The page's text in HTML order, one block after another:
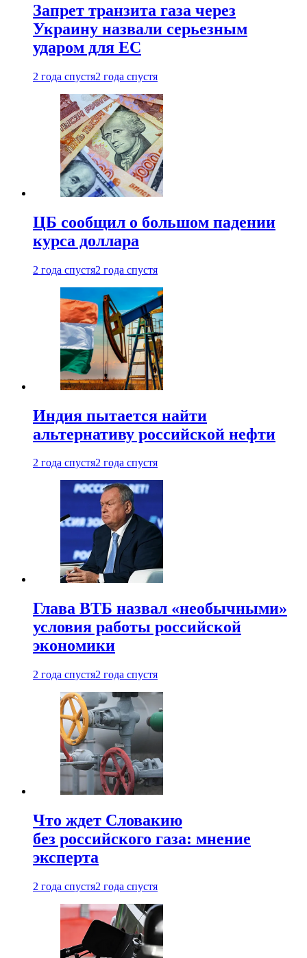
Запрет транзита газа через
Украину назвали серьезным
ударом для ЕС
2 года спустя2 года спустя
ЦБ сообщил о большом падении
курса доллара
2 года спустя2 года спустя
Индия пытается найти
альтернативу российской нефти
2 года спустя2 года спустя
Глава ВТБ назвал «необычными»
условия работы российской
экономики
2 года спустя2 года спустя
Что ждет Словакию
без российского газа: мнение
эксперта
2 года спустя2 года спустя